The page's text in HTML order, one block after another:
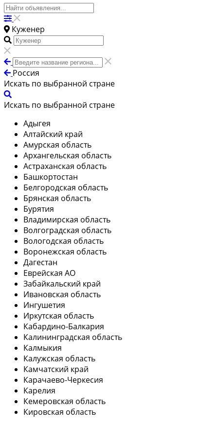
Куженер
Россия
Искать по выбранной стране
Искать по выбранной стране
Адыгея
Алтайский край
Амурская область
Архангельская область
Астраханская область
Башкортостан
Белгородская область
Брянская область
Бурятия
Владимирская область
Волгоградская область
Вологодская область
Воронежская область
Дагестан
Еврейская АО
Забайкальский край
Ивановская область
Ингушетия
Иркутская область
Кабардино-Балкария
Калининградская область
Калмыкия
Калужская область
Камчатский край
Карачаево-Черкесия
Карелия
Кемеровская область
Кировская область